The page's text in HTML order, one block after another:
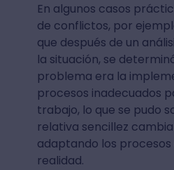
En algunos casos
de conflictos, por
que después de un
la situación, se
problema era la
procesos inadecuados
trabajo, lo que se pudo
relativa sencillez
adaptando los procesos
realidad.